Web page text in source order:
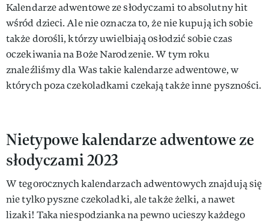
Kalendarze adwentowe ze słodyczami to absolutny hit
wśród dzieci. Ale nie oznacza to, że nie kupują ich sobie
także dorośli, którzy uwielbiają osłodzić sobie czas
oczekiwania na Boże Narodzenie. W tym roku
znaleźliśmy dla Was takie kalendarze adwentowe, w
których poza czekoladkami czekają także inne pyszności.
Nietypowe kalendarze adwentowe ze
słodyczami 2023
W tegorocznych kalendarzach adwentowych znajdują się
nie tylko pyszne czekoladki, ale także żelki, a nawet
lizaki! Taka niespodzianka na pewno ucieszy każdego